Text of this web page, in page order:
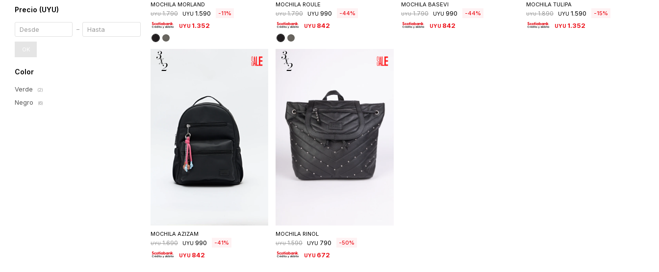
MOCHILA MORLAND
UYU 1.790 UYU 1.590 11
UYU 1.352
MOCHILA ROULE
UYU 1.790 UYU 990 44
UYU 842
MOCHILA BASEVI
UYU 1.790 UYU 990 44
UYU 842
MOCHILA TULIPA
UYU 1.890 UYU 1.590 15
UYU 1.352
MOCHILA AZIZAM
UYU 1.690 UYU 990 41
UYU 842
MOCHILA RINOL
UYU 1.590 UYU 790 50
UYU 672
Precio (UYU)
OK
Color
Verde (2)
Negro (6)